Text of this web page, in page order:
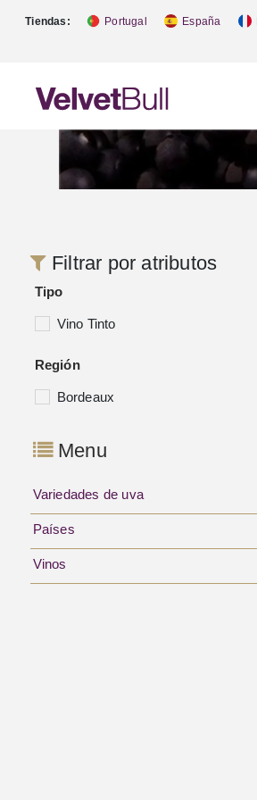
Tiendas: Portugal España
Filtrar por atributos
Tipo
Vino Tinto
Región
Bordeaux
Menu
Variedades de uva
Países
Vinos